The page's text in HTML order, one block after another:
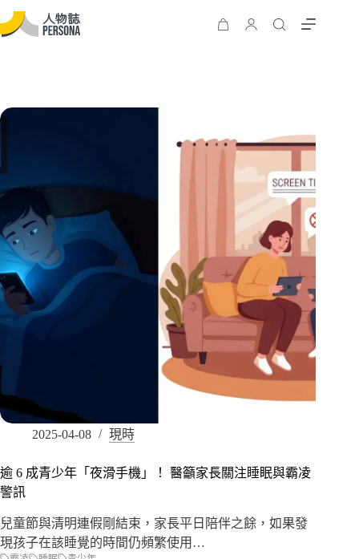
2025-04-08 現時
逾 6 成青少年「夜滑手機」！ 醫籲家長關注睡眠與霸凌
警訊
兒童節與清明連假剛結束，家長平日陪伴之餘，如果發
現孩子在該睡覺的時間仍頻繁使用…